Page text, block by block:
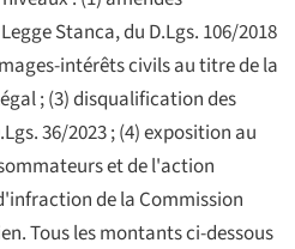
Stanca, du D.Lgs. 106/2018
intérêts civils au titre de la
; (3) disqualification des
36/2023 ; (4) exposition au
et de l'action
de la Commission
Tous les montants ci-dessous